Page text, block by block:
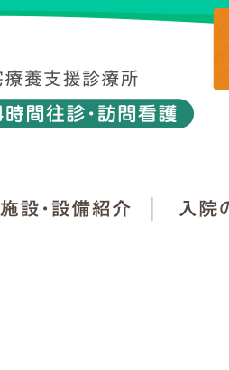
診療のご案内 施設・